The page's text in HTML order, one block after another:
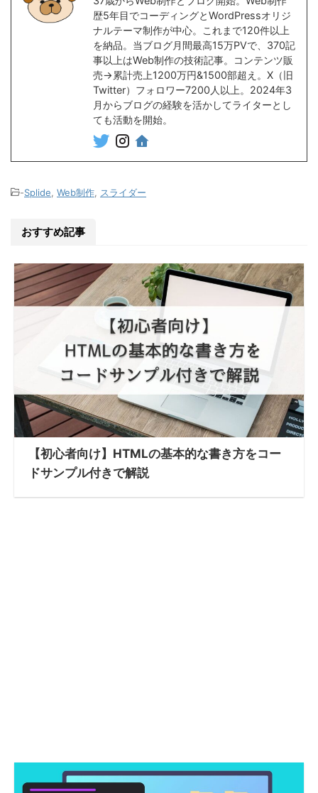
歴5年目でコーディングとWordPressオリジ
ナルテーマ制作が中心。これまで120件以上
を納品。当ブログ月間最高15万PVで、370記
事以上はWeb制作の技術記事。コンテンツ販
売→累計売上1200万円&1500部超え。X（旧
Twitter）フォロワー7200人以上。2024年3
月からブログの経験を活かしてライターとし
ても活動を開始。
-Splide Web制作 スライダー
おすすめ記事
【初心者向け】HTMLの基本的な書き方をコー
ドサンプル付きで解説